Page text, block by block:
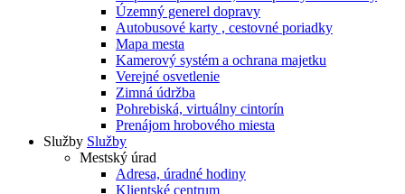
Územný generel dopravy
Autobusové karty , cestovné poriadky
Mapa mesta
Kamerový systém a ochrana majetku
Verejné osvetlenie
Zimná údržba
Pohrebiská, virtuálny cintorín
Prenájom hrobového miesta
Služby Služby
Mestský úrad
Adresa, úradné hodiny
Klientské centrum